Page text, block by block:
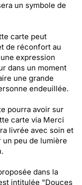
un symbole de
carte peut
de réconfort au
expression
dans un moment
une grande
endeuillée.
pourra avoir sur
carte via Merci
livrée avec soin et
peu de lumière
dans la
intitulée "Douces